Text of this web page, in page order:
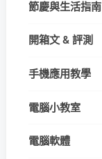
節慶與生活指南
開箱文 & 評測
手機應用教學
電腦小教室
電腦軟體